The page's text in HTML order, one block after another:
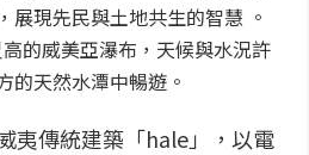
展現先民與土地共生的智慧 。
的威美亞瀑布，天候與水況許
的天然水潭中暢遊。